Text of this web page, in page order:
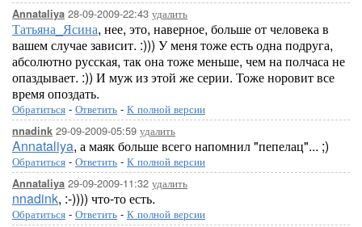
Annataliya 28-09-2009-22:43 удалить
Татьяна_Ясина, нее, это, наверное, больше от человека в
вашем случае зависит. :))) У меня тоже есть одна подруга,
абсолютно русская, так она тоже меньше, чем на полчаса не
опаздывает. :)) И муж из этой же серии. Тоже норовит все
время опоздать.
Обратиться - Ответить - К полной версии
nnadink 29-09-2009-05:59 удалить
Annataliya, а маяк больше всего напомнил "пепелац"... ;)
Обратиться - Ответить - К полной версии
Annataliya 29-09-2009-11:32 удалить
nnadink, :-)))) что-то есть.
Обратиться - Ответить - К полной версии